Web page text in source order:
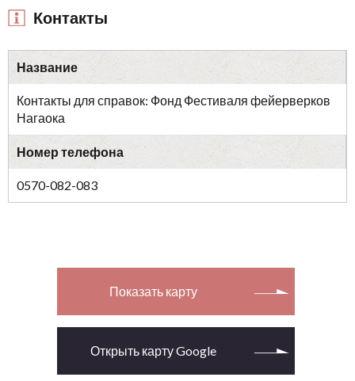
Контакты
Название
Контакты для справок: Фонд Фестиваля фейерверков
Нагаока
Номер телефона
0570-082-083
Показать карту
Открыть карту Google